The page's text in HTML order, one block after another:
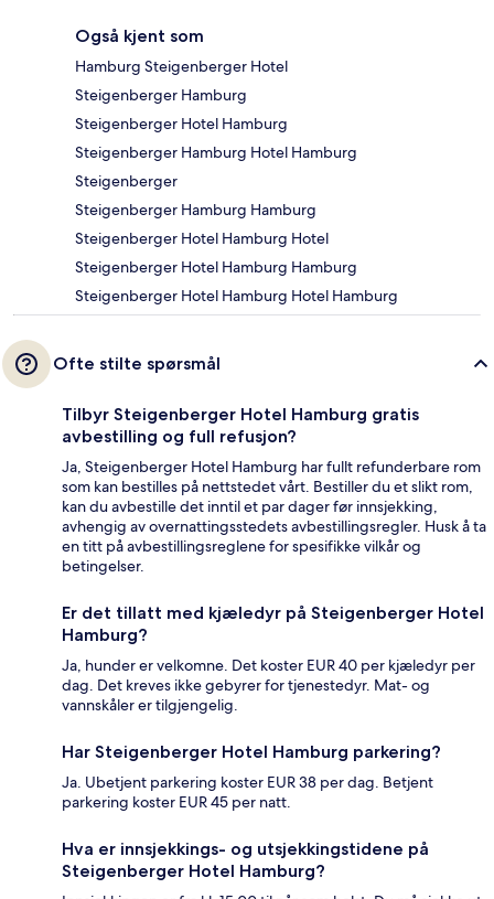
Også kjent som
Hamburg Steigenberger Hotel
Steigenberger Hamburg
Steigenberger Hotel Hamburg
Steigenberger Hamburg Hotel Hamburg
Steigenberger
Steigenberger Hamburg Hamburg
Steigenberger Hotel Hamburg Hotel
Steigenberger Hotel Hamburg Hamburg
Steigenberger Hotel Hamburg Hotel Hamburg
Ofte stilte spørsmål
Tilbyr Steigenberger Hotel Hamburg gratis
avbestilling og full refusjon?
Ja, Steigenberger Hotel Hamburg har fullt refunderbare rom
som kan bestilles på nettstedet vårt. Bestiller du et slikt rom,
kan du avbestille det inntil et par dager før innsjekking,
avhengig av overnattingsstedets avbestillingsregler. Husk å ta
en titt på avbestillingsreglene for spesifikke vilkår og
betingelser.
Er det tillatt med kjæledyr på Steigenberger Hotel
Hamburg?
Ja, hunder er velkomne. Det koster EUR 40 per kjæledyr per
dag. Det kreves ikke gebyrer for tjenestedyr. Mat- og
vannskåler er tilgjengelig.
Har Steigenberger Hotel Hamburg parkering?
Ja. Ubetjent parkering koster EUR 38 per dag. Betjent
parkering koster EUR 45 per natt.
Hva er innsjekkings- og utsjekkingstidene på
Steigenberger Hotel Hamburg?